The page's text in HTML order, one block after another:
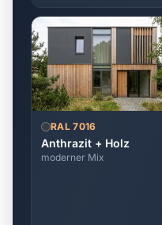
RAL 7016
Anthrazit + Holz
moderner Mix